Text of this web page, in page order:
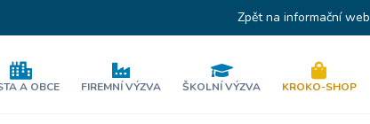
Zpět na informační web
A OBCE FIREMNÍ VÝZVA ŠKOLNÍ VÝZVA KROKO-SHOP